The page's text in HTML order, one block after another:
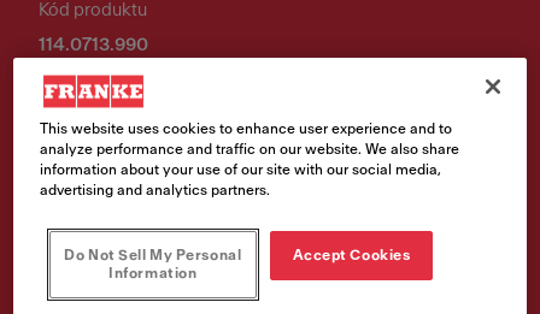
Kód produktu
114.0713.990
6 776,00 Kč
Cena vč. DPH
míst
This website uses cookies to enhance user experience and to
analyze performance and traffic on our website. We also share
information about your use of our site with our social media,
advertising and analytics partners.
Do Not Sell My Personal
Information
Accept Cookies